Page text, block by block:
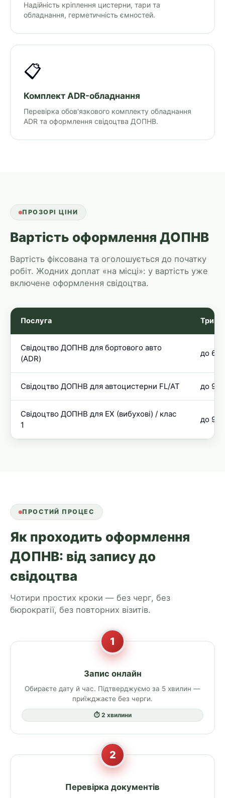
Надійність кріплення цистерни, тари та
обладнання, герметичність ємностей.
📋
Комплект ADR-обладнання
Перевірка обов'язкового комплекту обладнання
ADR та оформлення свідоцтва ДОПНВ.
ПРОЗОРІ ЦІНИ
Вартість оформлення ДОПНВ
Вартість фіксована та оголошується до початку
робіт. Жодних доплат «на місці»: у вартість уже
включене оформлення свідоцтва.
Послуга
Свідоцтво ДОПНВ для бортового авто
(ADR)
до 60
Свідоцтво ДОПНВ для автоцистерни FL/AT до 90
Свідоцтво ДОПНВ для EX (вибухові) / клас
1
до 90
ПРОСТИЙ ПРОЦЕС
Як проходить оформлення
ДОПНВ: від запису до
свідоцтва
Чотири простих кроки — без черг, без
бюрократії, без повторних візитів.
1
Запис онлайн
Обираєте дату й час. Підтверджуємо за 5 хвилин —
приїжджаєте без черги.
⏱ 2 хвилини
2
Перевірка документів